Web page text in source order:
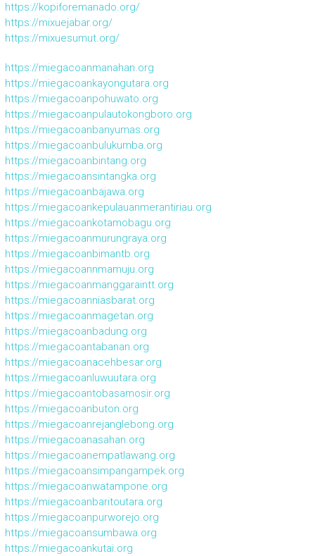
https://kopiforemanado.org/
https://mixuejabar.org/
https://mixuesumut.org/
https://miegacoanmanahan.org
https://miegacoankayongutara.org
https://miegacoanpohuwato.org
https://miegacoanpulautokongboro.org
https://miegacoanbanyumas.org
https://miegacoanbulukumba.org
https://miegacoanbintang.org
https://miegacoansintangka.org
https://miegacoanbajawa.org
https://miegacoankepulauanmerantiriau.org
https://miegacoankotamobagu.org
https://miegacoanmurungraya.org
https://miegacoanbimantb.org
https://miegacoannmamuju.org
https://miegacoanmanggaraintt.org
https://miegacoanniasbarat.org
https://miegacoanmagetan.org
https://miegacoanbadung.org
https://miegacoantabanan.org
https://miegacoanacehbesar.org
https://miegacoanluwuutara.org
https://miegacoantobasamosir.org
https://miegacoanbuton.org
https://miegacoanrejanglebong.org
https://miegacoanasahan.org
https://miegacoanempatlawang.org
https://miegacoansimpangampek.org
https://miegacoanwatampone.org
https://miegacoanbaritoutara.org
https://miegacoanpurworejo.org
https://miegacoansumbawa.org
https://miegacoankutai.org